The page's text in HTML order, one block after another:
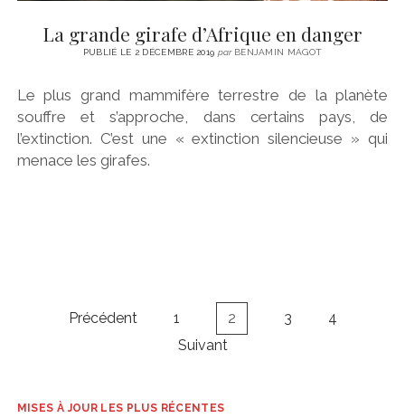
La grande girafe d’Afrique en danger
PUBLIÉ LE 2 DÉCEMBRE 2019 parBENJAMIN MAGOT
Le plus grand mammifère terrestre de la planète
souffre et s’approche, dans certains pays, de
l’extinction. C’est une « extinction silencieuse » qui
menace les girafes.
Navigation
Précédent 1 2 3
4
Suivant
MISES À JOUR LES PLUS RÉCENTES